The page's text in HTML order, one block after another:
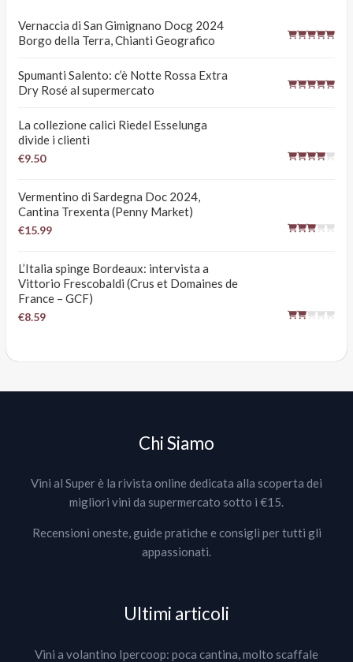
Vernaccia di San Gimignano Docg 2024
Borgo della Terra, Chianti Geografico
Spumanti Salento: c’è Notte Rossa Extra
Dry Rosé al supermercato
La collezione calici Riedel Esselunga
divide i clienti
€9.50
Vermentino di Sardegna Doc 2024,
Cantina Trexenta (Penny Market)
€15.99
L’Italia spinge Bordeaux: intervista a
Vittorio Frescobaldi (Crus et Domaines de
France – GCF)
€8.59
Chi Siamo
Vini al Super è la rivista online dedicata alla scoperta dei
migliori vini da supermercato sotto i €15.
Recensioni oneste, guide pratiche e consigli per tutti gli
appassionati.
Ultimi articoli
Vini a volantino Ipercoop: poca cantina, molto scaffale